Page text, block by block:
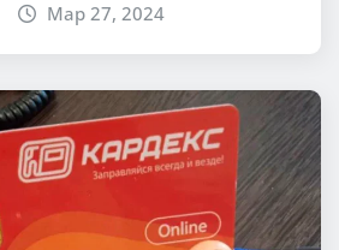
Мар 27, 2024